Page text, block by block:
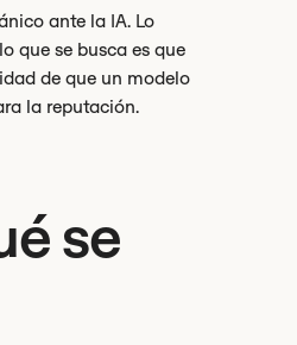
ante la IA. Lo
que se busca es que
de que un modelo
la reputación.
se